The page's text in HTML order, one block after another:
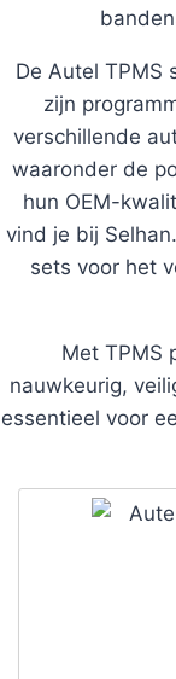
De Autel TPMS
zijn
verschillende
waaronder de
hun OEM-
vind je bij
sets voor het
Met TPMS
nauwkeurig,
essentieel voor